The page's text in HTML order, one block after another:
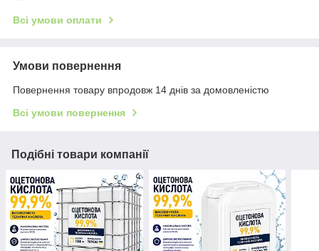
Всі умови оплати
Умови повернення
Повернення товару впродовж 14 днів за домовленістю
Всі умови повернення
Подібні товари компанії